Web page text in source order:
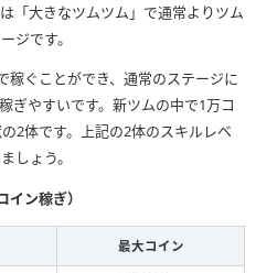
「大きなツムツム」で通常よりツム
ジです。
稼ぐことができ、通常のステージに
ぎやすいです。新ツムの中で1万コ
2体です。上記の2体のスキルレベ
しょう。
ン稼ぎ）
最大コイン